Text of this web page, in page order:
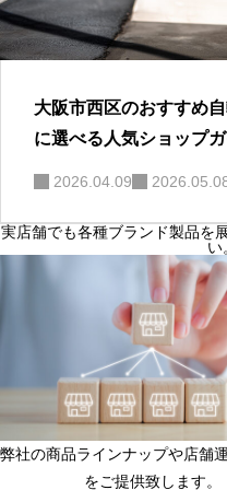
大阪市西区のおすすめ
に選べる人気ショップ
2026.04.09
実店舗でも各種ブランド製品を
い
フランチャイズ店舗募集中
弊社の商品ラインナップや店舗
をご提供致します。